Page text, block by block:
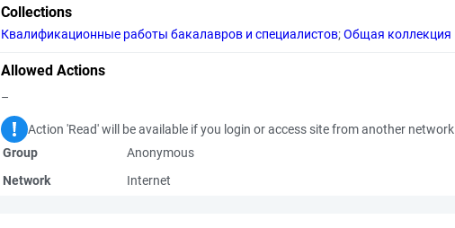
Collections
Квалификационные работы бакалавров и специалистов;Общая коллекция
Allowed Actions
–
Action 'Read' will be available if you login or access site from another network
Group
Anonymous
Network
Internet